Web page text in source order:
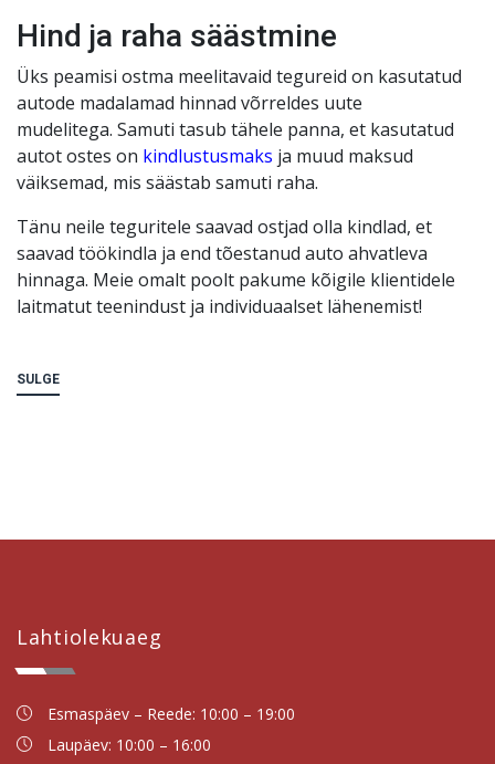
Hind ja raha säästmine
Üks peamisi ostma meelitavaid tegureid on kasutatud
autode madalamad hinnad võrreldes uute
mudelitega. Samuti tasub tähele panna, et kasutatud
autot ostes on kindlustusmaks ja muud maksud
väiksemad, mis säästab samuti raha.
Tänu neile teguritele saavad ostjad olla kindlad, et
saavad töökindla ja end tõestanud auto ahvatleva
hinnaga. Meie omalt poolt pakume kõigile klientidele
laitmatut teenindust ja individuaalset lähenemist!
SULGE
Lahtiolekuaeg
Esmaspäev – Reede: 10:00 – 19:00
Laupäev: 10:00 – 16:00